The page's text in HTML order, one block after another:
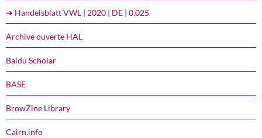
➔ Handelsblatt VWL | 2020 | DE | 0,025
Archive ouverte HAL
Baidu Scholar
BASE
BrowZine Library
Cairn.info